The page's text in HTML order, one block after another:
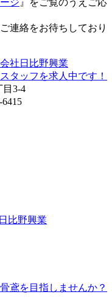
ジ 』をご覧のうえご応
連絡をお待ちしており
社日比野興業
タッフを求人中です！
3-4
比野興業